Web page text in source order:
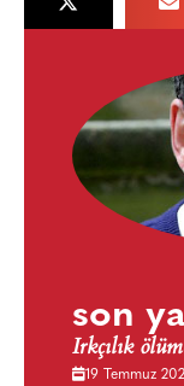
son
Irkçılık
19 Temmuz